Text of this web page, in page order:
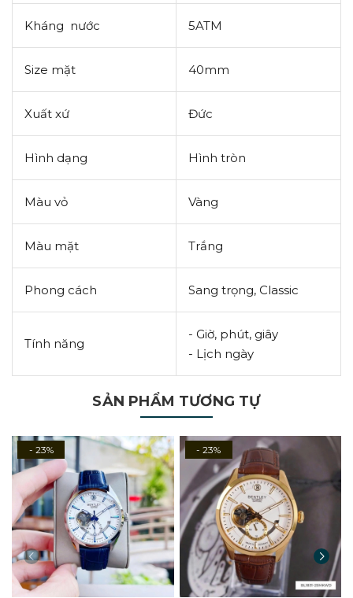
Kháng nước 5ATM
Size mặt 40mm
Xuất xứ Đức
Hình dạng Hình tròn
Màu vỏ Vàng
Màu mặt Trắng
Phong cách Sang trọng, Classic
Tính năng
- Giờ, phút, giây
- Lịch ngày
SẢN PHẨM TƯƠNG TỰ
- 23% - 23%